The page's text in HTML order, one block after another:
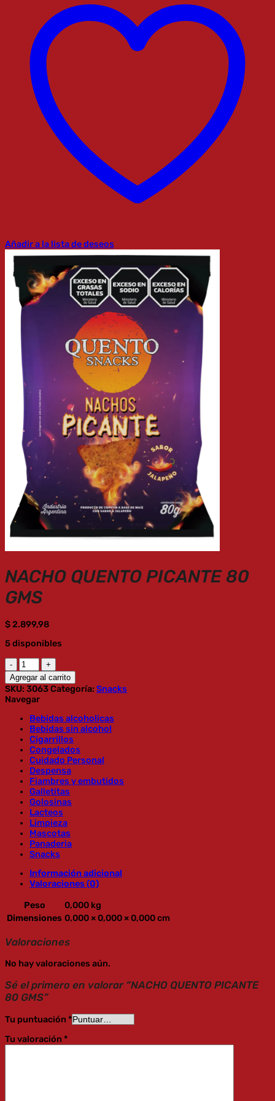
Añadir a la lista de deseos
NACHO QUENTO PICANTE 80
GMS
$2.899,98
5 disponibles
NACHO
QUENTO
PICANTE
80
GMS
cantidad
Agregar al carrito
SKU: 3063Categoría: Snacks
Navegar
Bebidas alcoholicas
Bebidas sin alcohol
Cigarrillos
Congelados
Cuidado Personal
Despensa
Fiambres y embutidos
Galletitas
Golosinas
Lacteos
Limpieza
Mascotas
Panaderia
Snacks
Información adicional
Valoraciones (0)
Peso
0,000 kg
Dimensiones 0,000 × 0,000 × 0,000 cm
Valoraciones
No hay valoraciones aún.
Sé el primero en valorar “NACHO QUENTO PICANTE
80 GMS”
Tu puntuación *
Tu valoración *